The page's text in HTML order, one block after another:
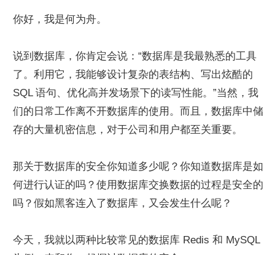
你好，我是何为舟。
说到数据库，你肯定会说：“数据库是我最熟悉的工具
了。利用它，我能够设计复杂的表结构、写出炫酷的
SQL 语句、优化高并发场景下的读写性能。”当然，我
们的日常工作离不开数据库的使用。而且，数据库中储
存的大量机密信息，对于公司和用户都至关重要。
那关于数据库的安全你知道多少呢？你知道数据库是如
何进行认证的吗？使用数据库交换数据的过程是安全的
吗？假如黑客连入了数据库，又会发生什么呢？
今天，我就以两种比较常见的数据库 Redis 和 MySQL